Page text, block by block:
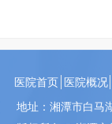
地址：湘潭市白
医院首页 医院概况